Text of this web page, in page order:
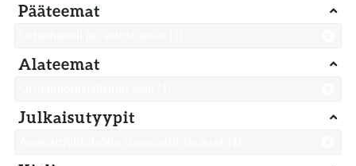
Pääteemat
Alateemat
Julkaisutyypit